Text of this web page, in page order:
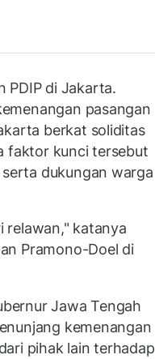
PDIP di Jakarta.
pasangan
berkat soliditas
faktor kunci tersebut
dukungan warga
relawan," katanya
Pramono-Doel di
Jawa Tengah
kemenangan
pihak lain terhadap